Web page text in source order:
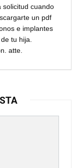
solicitud cuando
un pdf
e implantes
tu hija.
atte.